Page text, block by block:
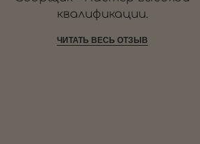
квалификации.
ЧИТАТЬ ВЕСЬ ОТЗЫВ